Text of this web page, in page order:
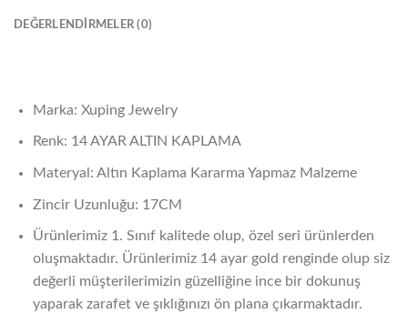
DEĞERLENDIRMELER (0)
Marka: Xuping Jewelry
Renk: 14 AYAR ALTIN KAPLAMA
Materyal: Altın Kaplama Kararma Yapmaz Malzeme
Zincir Uzunluğu: 17CM
Ürünlerimiz 1. Sınıf kalitede olup, özel seri ürünlerden
oluşmaktadır. Ürünlerimiz 14 ayar gold renginde olup siz
değerli müşterilerimizin güzelliğine ince bir dokunuş
yaparak zarafet ve şıklığınızı ön plana çıkarmaktadır.